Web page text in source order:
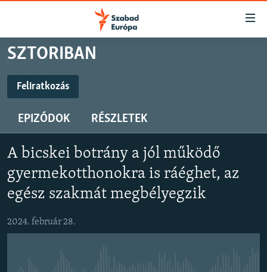
Akadálymentes
Ugrás
fő
oldalra
tartalomjegyzékre
Ugrás
keresésre
AKTUÁLIS
ELEMZŐ
NER15
SZABADON
DEMOKRÁCIA
SZTORIBAN
Feliratkozás
Feliratkozás
EPIZÓDOK RÉSZLETEK
A bicskei botrány a jól működő
gyermekotthonokra is ráéghet, az
egész szakmát megbélyegzik
2024. február 28.